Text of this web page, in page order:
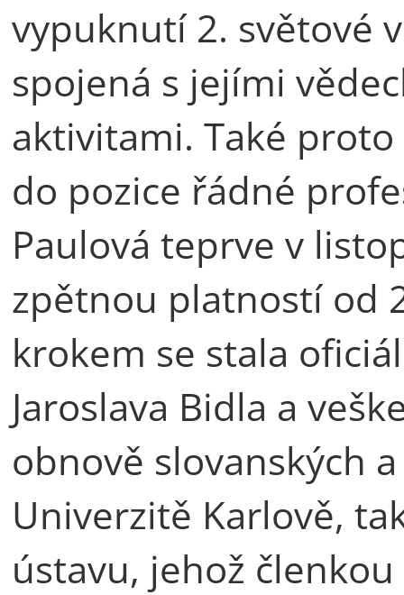
vypuknutí 2. světové
spojená s jejími
aktivitami. Také
do pozice řádné
Paulová teprve v
zpětnou platností od
krokem se stala
Jaroslava Bidla a
obnově slovanských
Univerzitě Karlově,
ústavu, jehož